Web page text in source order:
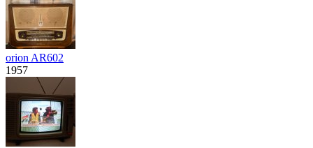
orion AR602
1957